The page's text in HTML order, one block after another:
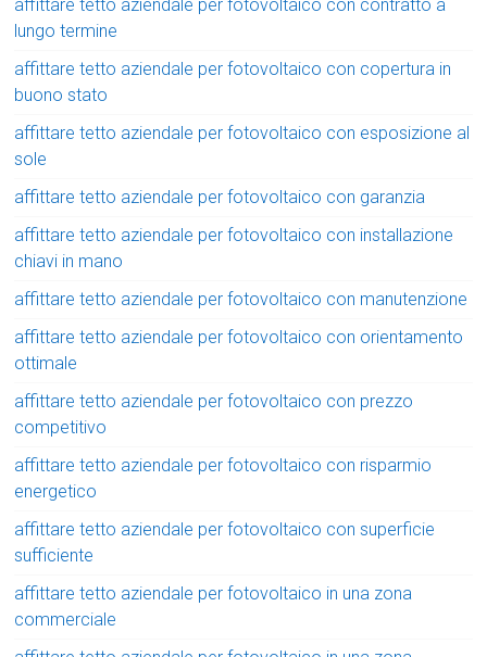
affittare tetto aziendale per fotovoltaico con contratto a
lungo termine
affittare tetto aziendale per fotovoltaico con copertura in
buono stato
affittare tetto aziendale per fotovoltaico con esposizione al
sole
affittare tetto aziendale per fotovoltaico con garanzia
affittare tetto aziendale per fotovoltaico con installazione
chiavi in mano
affittare tetto aziendale per fotovoltaico con manutenzione
affittare tetto aziendale per fotovoltaico con orientamento
ottimale
affittare tetto aziendale per fotovoltaico con prezzo
competitivo
affittare tetto aziendale per fotovoltaico con risparmio
energetico
affittare tetto aziendale per fotovoltaico con superficie
sufficiente
affittare tetto aziendale per fotovoltaico in una zona
commerciale